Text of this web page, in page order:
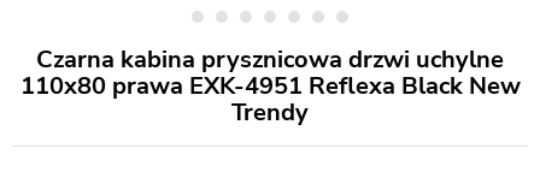
Czarna kabina prysznicowa drzwi uchylne
110x80 prawa EXK-4951 Reflexa Black New
Trendy